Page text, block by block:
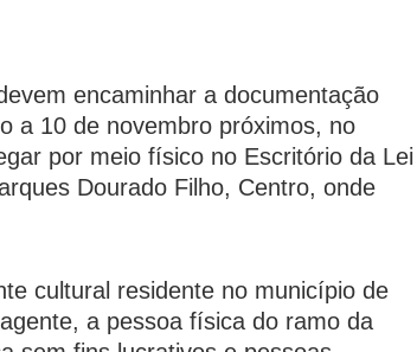
encaminhar a documentação
a 10 de novembro próximos, no
por meio físico no Escritório da Lei
Dourado Filho, Centro, onde
cultural residente no município de
a pessoa física do ramo da